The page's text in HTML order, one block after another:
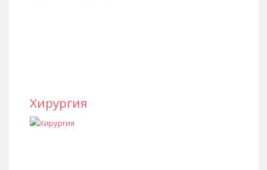
Хирургия